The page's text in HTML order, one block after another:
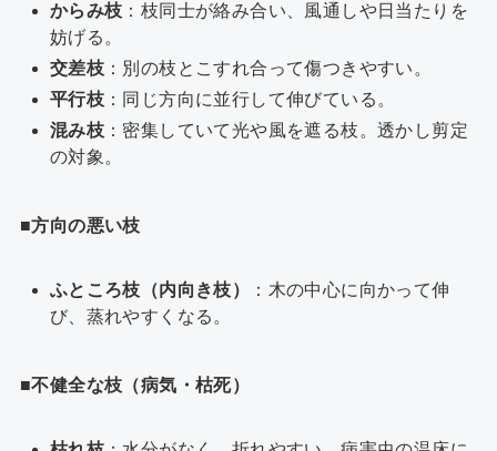
からみ枝 ：枝同士が絡み合い、風通しや日当たりを
妨げる。
交差枝 ：別の枝とこすれ合って傷つきやすい。
平行枝 ：同じ方向に並行して伸びている。
混み枝 ：密集していて光や風を遮る枝。透かし剪定
の対象。
■方向の悪い枝
ふところ枝（内向き枝）
：木の中心に向かって伸
び、蒸れやすくなる。
■不健全な枝（病気・枯死）